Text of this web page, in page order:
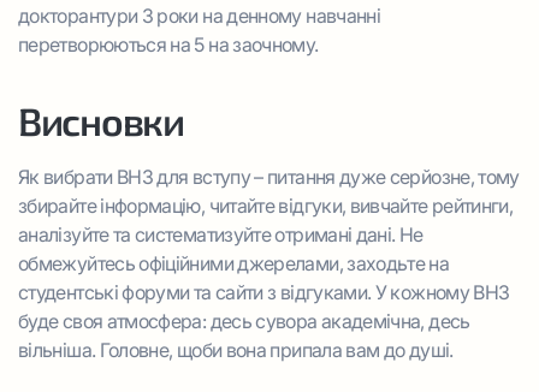
докторантури 3 роки на денному навчанні
перетворюються на 5 на заочному.
Висновки
Як вибрати ВНЗ для вступу – питання дуже серйозне, тому
збирайте інформацію, читайте відгуки, вивчайте рейтинги,
аналізуйте та систематизуйте отримані дані. Не
обмежуйтесь офіційними джерелами, заходьте на
студентські форуми та сайти з відгуками. У кожному ВНЗ
буде своя атмосфера: десь сувора академічна, десь
вільніша. Головне, щоби вона припала вам до душі.